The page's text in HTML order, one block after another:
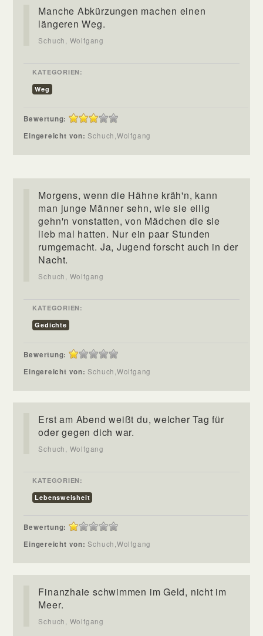
Manche Abkürzungen machen einen
längeren Weg.
Schuch, Wolfgang
KATEGORIEN:
Weg
Bewertung:
Eingereicht von:Schuch,Wolfgang
Morgens, wenn die Hähne kräh'n, kann
man junge Männer sehn, wie sie eilig
gehn'n vonstatten, von Mädchen die sie
lieb mal hatten. Nur ein paar Stunden
rumgemacht. Ja, Jugend forscht auch in der
Nacht.
Schuch, Wolfgang
KATEGORIEN:
Gedichte
Bewertung:
Eingereicht von:Schuch,Wolfgang
Erst am Abend weißt du, welcher Tag für
oder gegen dich war.
Schuch, Wolfgang
KATEGORIEN:
Lebensweisheit
Bewertung:
Eingereicht von:Schuch,Wolfgang
Finanzhaie schwimmen im Geld, nicht im
Meer.
Schuch, Wolfgang